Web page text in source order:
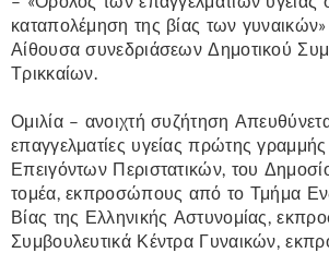
καταπολέμηση της βίας των
Αίθουσα συνεδριάσεων Δημοτικού
Τρικκαίων.
Ομιλία – ανοιχτή συζήτηση
επαγγελματίες υγείας πρώτης
Επειγόντων Περιστατικών, του
τομέα, εκπροσώπους από το Τμήμα
Βίας της Ελληνικής Αστυνομίας,
Συμβουλευτικά Κέντρα Γυναικών,